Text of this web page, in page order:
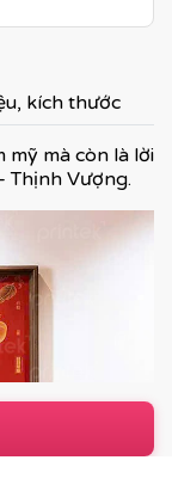
kích thước
mỹ mà còn là lời
Thịnh Vượng.